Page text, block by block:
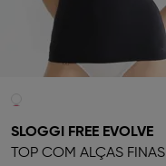
SLOGGI FREE EVOLVE
TOP COM ALÇAS FINAS